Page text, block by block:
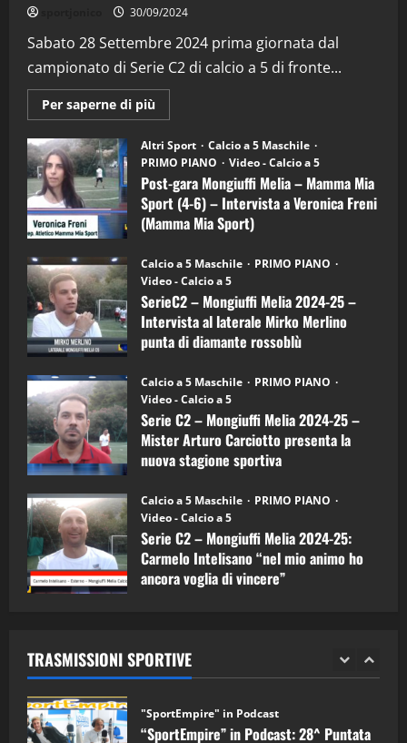
30/09/2024
Sabato 28 Settembre 2024 prima giornata dal
campionato di Serie C2 di calcio a 5 di fronte...
Per saperne di più
informazioni
Post-
gara
Mongiuffi
Melia
–
Mamma
Mia
Sport
6)
–
Intervista
a
mister
Arturo
Carciotto
(Mongiuffi
Altri Sport
Calcio a 5 Maschile
PRIMO PIANO
Video - Calcio a 5
Post-gara Mongiuffi Melia – Mamma Mia
Sport (4-6) – Intervista a Veronica Freni
(Mamma Mia Sport)
Calcio a 5 Maschile
PRIMO PIANO
Video - Calcio a 5
SerieC2 – Mongiuffi Melia 2024-25 –
Intervista al laterale Mirko Merlino
punta di diamante rossoblù
Calcio a 5 Maschile
PRIMO PIANO
Video - Calcio a 5
Serie C2 – Mongiuffi Melia 2024-25 –
Mister Arturo Carciotto presenta la
nuova stagione sportiva
Calcio a 5 Maschile
PRIMO PIANO
Video - Calcio a 5
Serie C2 – Mongiuffi Melia 2024-25:
Carmelo Intelisano “nel mio animo ho
ancora voglia di vincere”
TRASMISSIONI SPORTIVE
2
“SportEmpire” in Podcast: 29^ Puntata
(Martedi 28 Aprile 2026)
28/04/2026
3
"SportEmpire" in Podcast
“SportEmpire” in Podcast: 28^ Puntata
(Martedi 21 Aprile 2026)
21/04/2026
4
“SportEmpire” in Podcast: 27^ Puntata
(Martedi 14 Aprile 2026)
15/04/2026
5
“SportEmpire” in Podcast: 26^ Puntata
(Martedi 07 Aprile 2026)
08/04/2026
1
“SportEmpire” in Podcast: 30^ Puntata
(Martedi 05 Maggio 2026)
08/05/2026
2 28/04/2026
"SportEmpire" in Podcast
“SportEmpire” in Podcast: 28^ Puntata